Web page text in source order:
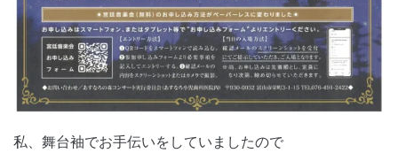
私、舞台袖でお手伝いをしていましたので